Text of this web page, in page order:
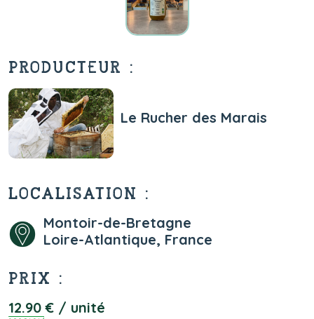
PRODUCTEUR :
Le Rucher des Marais
LOCALISATION :
Montoir-de-Bretagne
Loire-Atlantique, France
PRIX :
12.90 € / unité